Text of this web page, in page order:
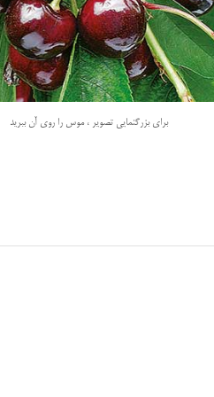
برای بزرگنمایی تصویر ، موس را روی آن ببرید